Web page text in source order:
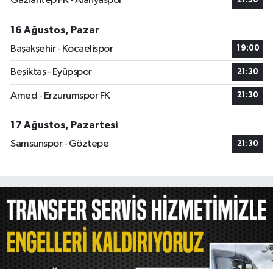
16 Ağustos, Pazar
Başakşehir - Kocaelispor
19:00
Beşiktaş - Eyüpspor 21:30
Amed - Erzurumspor FK 21:30
17 Ağustos, Pazartesi
Samsunspor - Göztepe
21:30